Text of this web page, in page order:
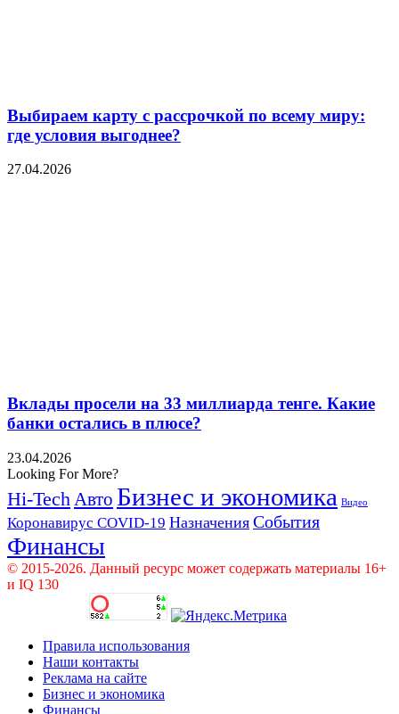
Выбираем карту с рассрочкой по всему миру:
где условия выгоднее?
27.04.2026
Вклады просели на 33 миллиарда тенге. Какие
банки остались в плюсе?
23.04.2026
Looking For More?
Hi-Tech Авто Бизнес и экономика Видео
Коронавирус COVID-19 Назначения События
Финансы
© 2015-2026. Данный ресурс может содержать материалы 16+
и IQ 130
Правила использования
Наши контакты
Реклама на сайте
Бизнес и экономика
Финансы